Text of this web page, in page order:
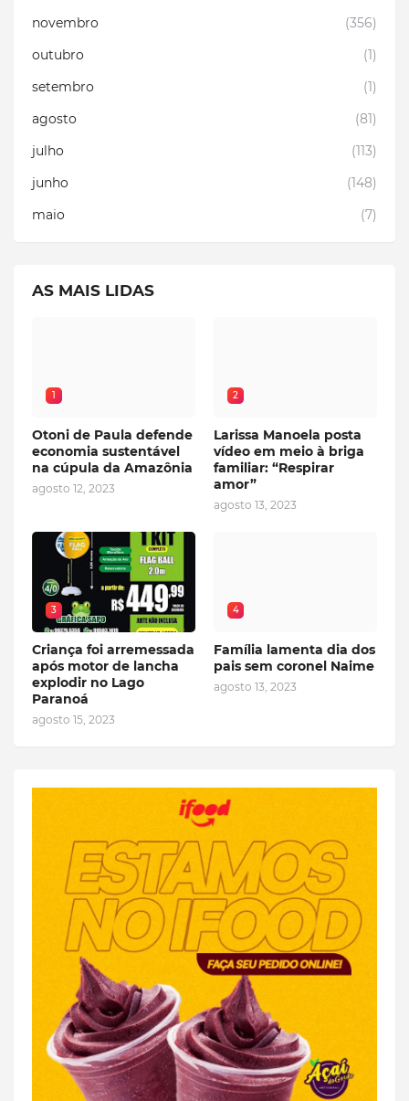
novembro
(356)
outubro
(1)
setembro
(1)
agosto
(81)
julho
(113)
junho
(148)
maio
(7)
AS MAIS LIDAS
1
Otoni de Paula defende
economia sustentável
na cúpula da Amazônia
agosto 12, 2023
2
Larissa Manoela posta
vídeo em meio à briga
familiar: “Respirar
amor”
agosto 13, 2023
3
Criança foi arremessada
após motor de lancha
explodir no Lago
Paranoá
agosto 15, 2023
4
Família lamenta dia dos
pais sem coronel Naime
agosto 13, 2023